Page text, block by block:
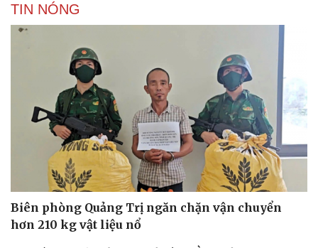
TIN NÓNG
Biên phòng Quảng Trị ngăn chặn vận chuyển
hơn 210 kg vật liệu nổ